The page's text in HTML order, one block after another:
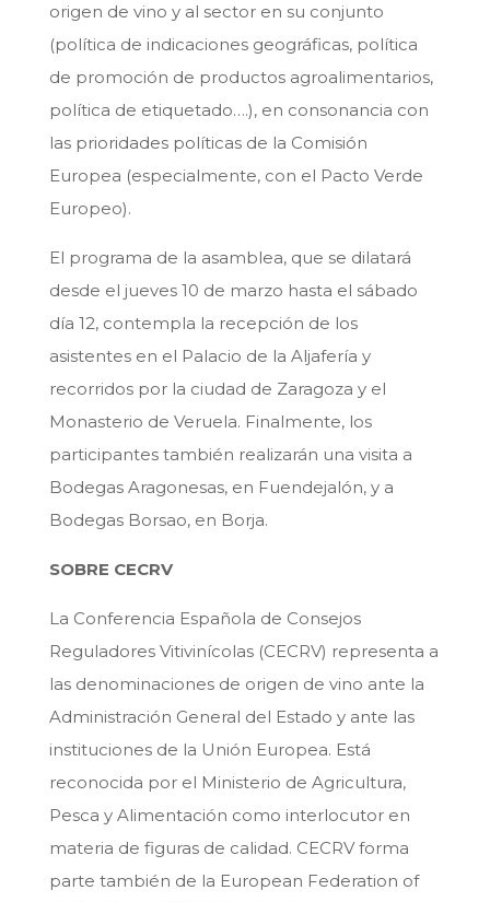
origen de vino y al sector en su conjunto
(política de indicaciones geográficas, política
de promoción de productos agroalimentarios,
política de etiquetado….), en consonancia con
las prioridades políticas de la Comisión
Europea (especialmente, con el Pacto Verde
Europeo).
El programa de la asamblea, que se dilatará
desde el jueves 10 de marzo hasta el sábado
día 12, contempla la recepción de los
asistentes en el Palacio de la Aljafería y
recorridos por la ciudad de Zaragoza y el
Monasterio de Veruela. Finalmente, los
participantes también realizarán una visita a
Bodegas Aragonesas, en Fuendejalón, y a
Bodegas Borsao, en Borja.
SOBRE CECRV
La Conferencia Española de Consejos
Reguladores Vitivinícolas (CECRV) representa a
las denominaciones de origen de vino ante la
Administración General del Estado y ante las
instituciones de la Unión Europea. Está
reconocida por el Ministerio de Agricultura,
Pesca y Alimentación como interlocutor en
materia de figuras de calidad. CECRV forma
parte también de la European Federation of